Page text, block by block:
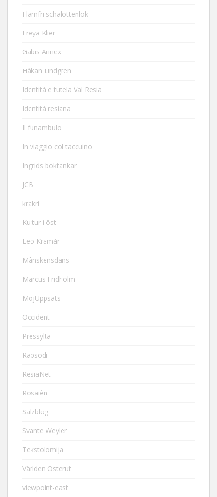
Flarnfri schalottenlök
Freya Klier
Gabis Annex
Håkan Lindgren
Identità e tutela Val Resia
Identità resiana
Il funambulo
In viaggio col taccuino
Ingrids boktankar
JCB
krakri
Kultur i öst
Leo Kramár
Månskensdans
Marcus Fridholm
MojUppsats
Occident
Pressylta
Rapsodi
ResiaNet
Rosaièn
Salzblog
Svante Weyler
Tekstolomija
Världen Österut
viewpoint-east